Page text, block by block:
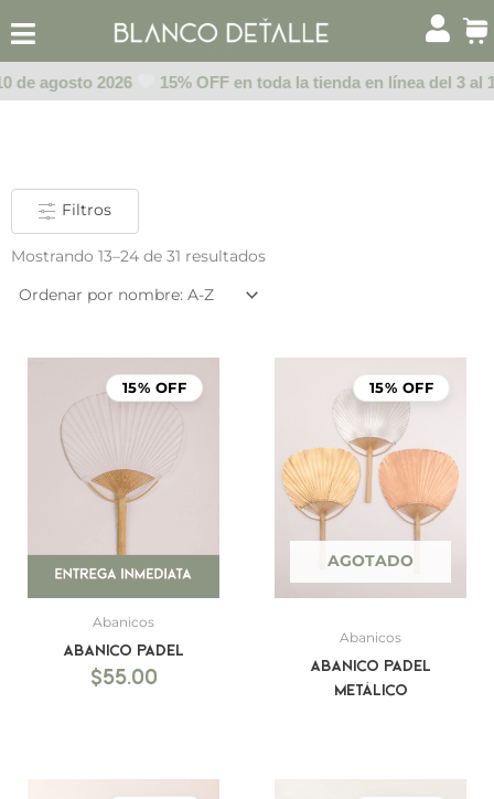
al
contenido
de agosto 2026 15% OFF en toda la tienda en línea del 3 al
Filtros
Mostrando 13–24 de 31 resultados
15% OFF
Abanicos
Abanico Padel
$55.00
15% OFF
AGOTADO
Abanicos
Abanico Padel
Metálico